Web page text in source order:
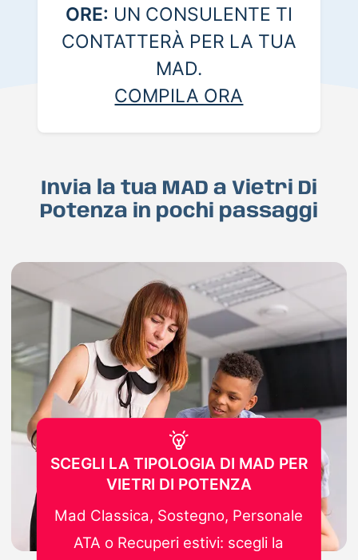
ORE: UN CONSULENTE TI
CONTATTERÀ PER LA TUA
MAD.
COMPILA ORA
Invia la tua MAD a Vietri Di
Potenza in pochi passaggi
SCEGLI LA TIPOLOGIA DI MAD PER
VIETRI DI POTENZA
Mad Classica, Sostegno, Personale
ATA o Recuperi estivi: scegli la